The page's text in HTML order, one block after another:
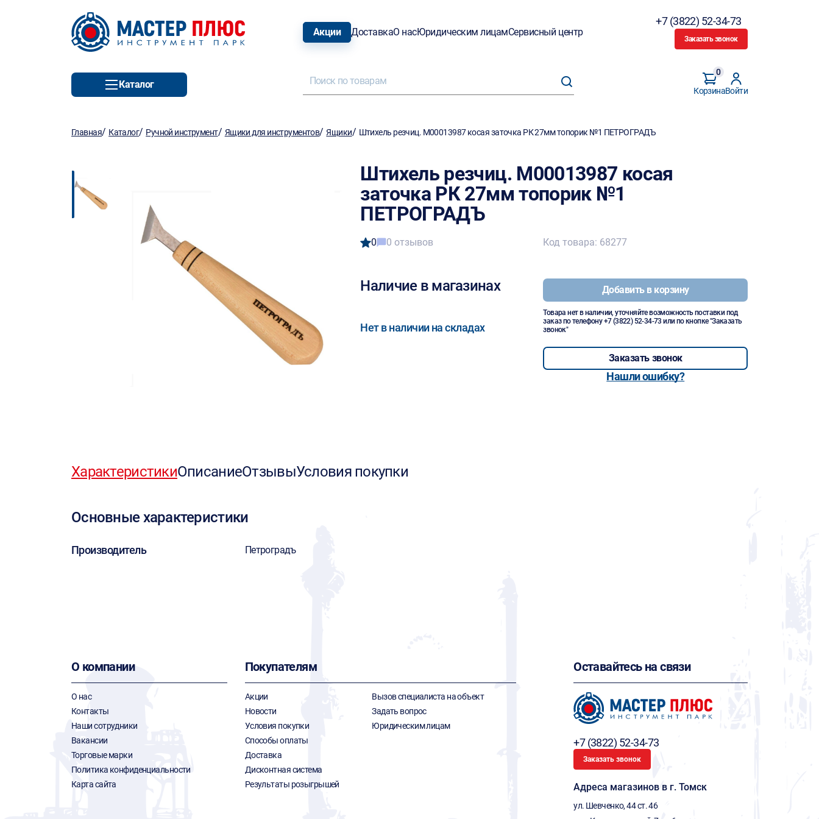
Акции ДоставкаО насЮридическим лицамСервисный центр
+7 (3822) 52-34-73
Заказать звонок
Каталог
Корзина
0
Войти
Главная/ Каталог/ Ручной инструмент/ Ящики для инструментов/Ящики/ Штихель резчиц. M00013987 косая заточка РК 27мм топорик №1 ПЕТРОГРАДЪ
Штихель резчиц. M00013987 косая
заточка РК 27мм топорик №1
ПЕТРОГРАДЪ
0 0 отзывов
Наличие в магазинах
Нет в наличии на складах
Код товара: 68277
Добавить в корзину
Товара нет в наличии, уточняйте возможность поставки под
заказ по телефону+7 (3822) 52-34-73 или по кнопке "Заказать
звонок"
Заказать звонок
Нашли ошибку?
ХарактеристикиОписаниеОтзывыУсловия покупки
Основные характеристики
Производитель Петроградъ
О компании
О нас
Контакты
Наши сотрудники
Вакансии
Торговые марки
Политика конфиденциальности
Карта сайта
Покупателям
Акции
Новости
Условия покупки
Способы оплаты
Доставка
Дисконтная система
Результаты розыгрышей
Вызов специалиста на объект
Задать вопрос
Юридическим лицам
Оставайтесь на связи
+7 (3822) 52-34-73
Заказать звонок
Адреса магазинов в г. Томск
ул. Шевченко, 44 ст. 46